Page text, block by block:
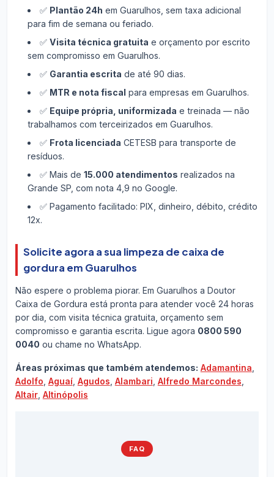
✅ Plantão 24h em Guarulhos, sem taxa adicional
para fim de semana ou feriado.
✅ Visita técnica gratuita e orçamento por escrito
sem compromisso em Guarulhos.
✅ Garantia escrita de até 90 dias.
✅ MTR e nota fiscal para empresas em Guarulhos.
✅ Equipe própria, uniformizada e treinada — não
trabalhamos com terceirizados em Guarulhos.
✅ Frota licenciada CETESB para transporte de
resíduos.
✅ Mais de 15.000 atendimentos realizados na
Grande SP, com nota 4,9 no Google.
✅ Pagamento facilitado: PIX, dinheiro, débito, crédito
12x.
Solicite agora a sua limpeza de caixa de
gordura em Guarulhos
Não espere o problema piorar. Em Guarulhos a Doutor
Caixa de Gordura está pronta para atender você 24 horas
por dia, com visita técnica gratuita, orçamento sem
compromisso e garantia escrita. Ligue agora 0800 590
0040 ou chame no WhatsApp.
Áreas próximas que também atendemos: Adamantina
Adolfo Aguaí, Agudos Alambari Alfredo Marcondes
Altair, Altinópolis
FAQ